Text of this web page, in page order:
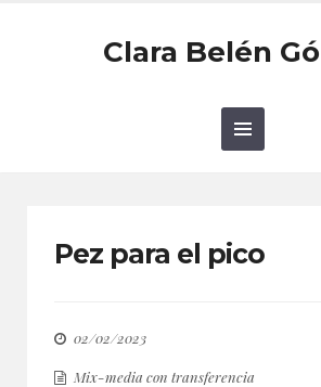
Clara Belén
Pez para el pico
02/02/2023
Mix-media con transferencia